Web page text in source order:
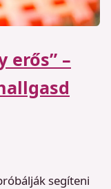
erős” –
segíteni